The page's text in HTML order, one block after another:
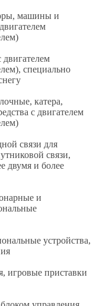
машины и
двигателем
специально
катера,
с двигателем
связи для
связи,
двумя и более
и
устройства,
игровые приставки